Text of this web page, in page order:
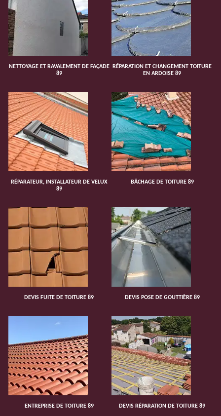
NETTOYAGE ET RAVALEMENT DE FAÇADE
89
RÉPARATION ET CHANGEMENT TOITURE
EN ARDOISE 89
RÉPARATEUR, INSTALLATEUR DE VELUX
89
BÂCHAGE DE TOITURE 89
DEVIS FUITE DE TOITURE 89 DEVIS POSE DE GOUTTIÈRE 89
ENTREPRISE DE TOITURE 89 DEVIS RÉPARATION DE TOITURE 89